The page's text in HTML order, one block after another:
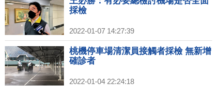
採檢
2022-01-07 14:27:39
桃機停車場清潔員接觸者採檢 無新增
確診者
2022-01-04 22:24:18